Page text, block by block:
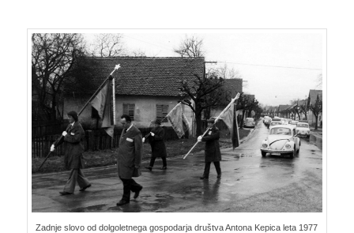
Zadnje slovo od dolgoletnega gospodarja društva Antona Kepica leta 1977